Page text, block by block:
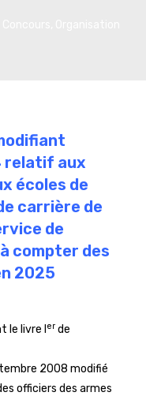
relatif aux
écoles de
carrière de
de
compter des
2025
livre I
er de
2008 modifié
officiers des armes